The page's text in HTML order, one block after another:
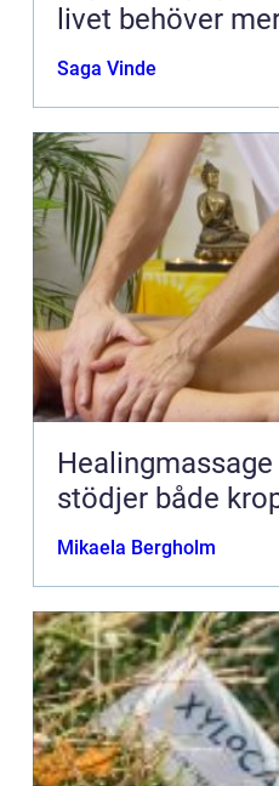
livet behöver
Saga Vinde
Healingmassage beröring som
stödjer både
Mikaela Bergholm